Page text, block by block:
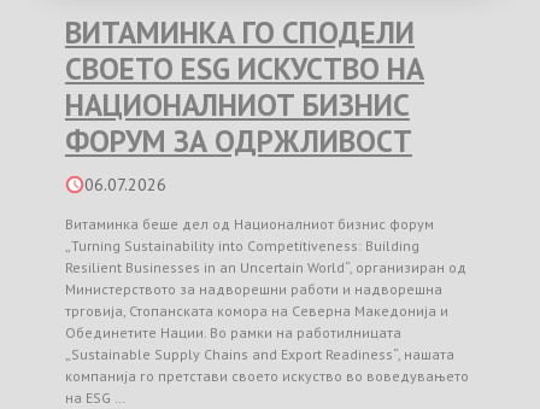
ВИТАМИНКА ГО СПОДЕЛИ
СВОЕТО ESG ИСКУСТВО НА
НАЦИОНАЛНИОТ БИЗНИС
ФОРУМ ЗА ОДРЖЛИВОСТ
06.07.2026
Витаминка беше дел од Националниот бизнис форум
„Turning Sustainability into Competitiveness: Building
Resilient Businesses in an Uncertain World“, организиран од
Министерството за надворешни работи и надворешна
трговија, Стопанската комора на Северна Македонија и
Обединетите Нации. Во рамки на работилницата
„Sustainable Supply Chains and Export Readiness“, нашата
компанија го претстави своето искуство во воведувањето
на ESG …